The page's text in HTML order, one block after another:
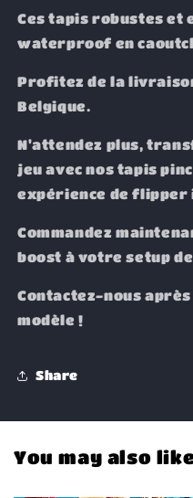
Ces tapis robustes et
waterproof en
Profitez de la
Belgique.
N'attendez plus,
jeu avec nos tapis
expérience de flipper
Commandez
boost à votre setup
Contactez-nous
modèle !
Share
You may also